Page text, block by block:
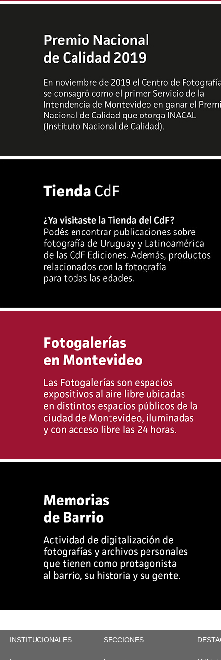
INSTITUCIONALES SECCIONES